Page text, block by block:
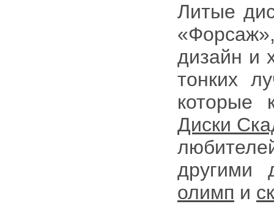
Литые
дизайн и
тонких
которые
Диски
олимп и